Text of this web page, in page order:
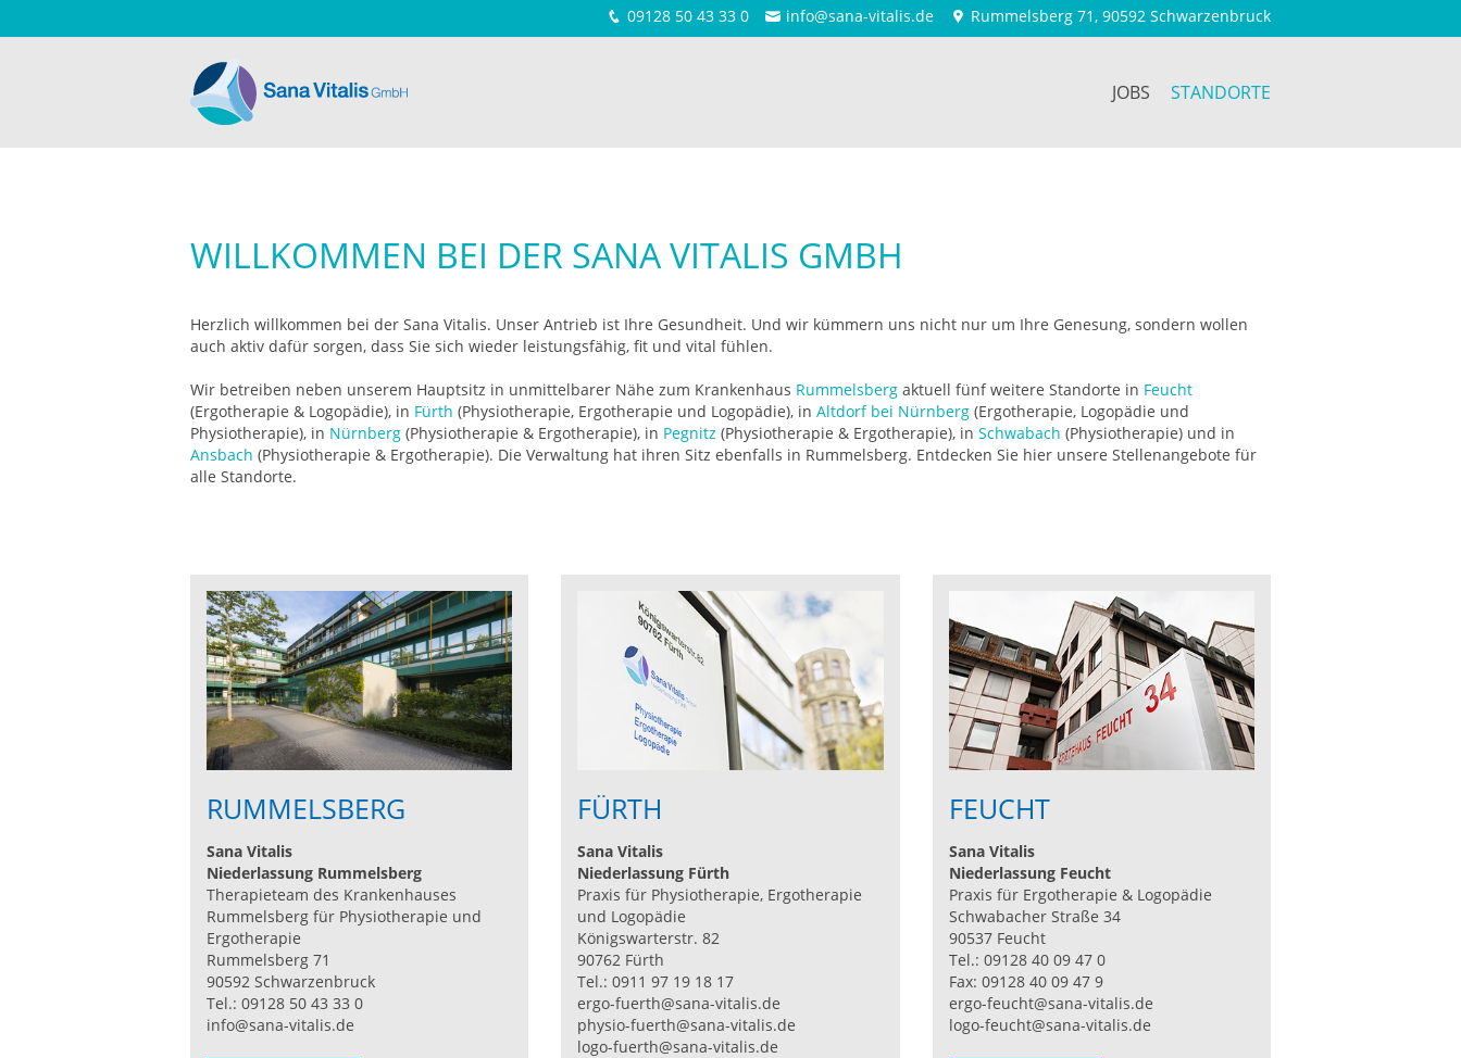
09128 50 43 33 0 info@sana-vitalis.de Rummelsberg 71, 90592 Schwarzenbruck
JOBS STANDORTE
WILLKOMMEN BEI DER SANA VITALIS GMBH
Herzlich willkommen bei der Sana Vitalis. Unser Antrieb ist Ihre Gesundheit. Und wir kümmern uns nicht nur um Ihre Genesung, sondern wollen
auch aktiv dafür sorgen, dass Sie sich wieder leistungsfähig, fit und vital fühlen.
Wir betreiben neben unserem Hauptsitz in unmittelbarer Nähe zum Krankenhaus Rummelsberg aktuell fünf weitere Standorte in Feucht
(Ergotherapie & Logopädie), in Fürth (Physiotherapie, Ergotherapie und Logopädie), in Altdorf bei Nürnberg (Ergotherapie, Logopädie und
Physiotherapie), in Nürnberg (Physiotherapie & Ergotherapie), in Pegnitz (Physiotherapie & Ergotherapie), in Schwabach (Physiotherapie) und in
Ansbach (Physiotherapie & Ergotherapie). Die Verwaltung hat ihren Sitz ebenfalls in Rummelsberg. Entdecken Sie hier unsere Stellenangebote für
alle Standorte.
RUMMELSBERG
Sana Vitalis
Niederlassung Rummelsberg
Therapieteam des Krankenhauses
Rummelsberg für Physiotherapie und
Ergotherapie
Rummelsberg 71
90592 Schwarzenbruck
Tel.: 09128 50 43 33 0
info@sana-vitalis.de
FÜRTH
Sana Vitalis
Niederlassung Fürth
Praxis für Physiotherapie, Ergotherapie
und Logopädie
Königswarterstr. 82
90762 Fürth
Tel.: 0911 97 19 18 17
ergo-fuerth@sana-vitalis.de
physio-fuerth@sana-vitalis.de
logo-fuerth@sana-vitalis.de
FEUCHT
Sana Vitalis
Niederlassung Feucht
Praxis für Ergotherapie & Logopädie
Schwabacher Straße 34
90537 Feucht
Tel.: 09128 40 09 47 0
Fax: 09128 40 09 47 9
ergo-feucht@sana-vitalis.de
logo-feucht@sana-vitalis.de